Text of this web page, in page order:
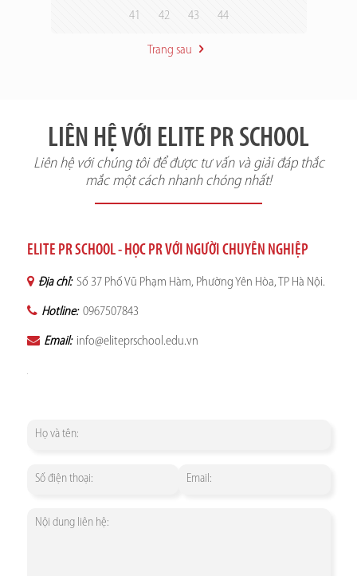
41 42 43 44
Trang sau
LIÊN HỆ VỚI ELITE PR SCHOOL
Liên hệ với chúng tôi để được tư vấn và giải đáp thắc
mắc một cách nhanh chóng nhất!
ELITE PR SCHOOL - HỌC PR VỚI NGƯỜI CHUYÊN NGHIỆP
Địa chỉ: Số 37 Phố Vũ Phạm Hàm, Phường Yên Hòa, TP Hà Nội.
Hotline: 0967507843
Email: info@eliteprschool.edu.vn